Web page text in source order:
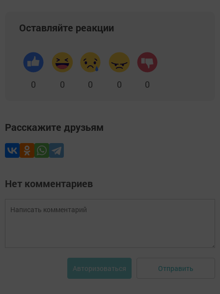
Оставляйте реакции
0 0 0 0 0
Расскажите друзьям
Нет комментариев
Авторизоваться Отправить